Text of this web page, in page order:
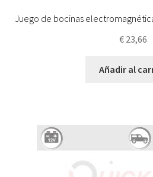
Juego de bocinas
€23,66
Añadir al